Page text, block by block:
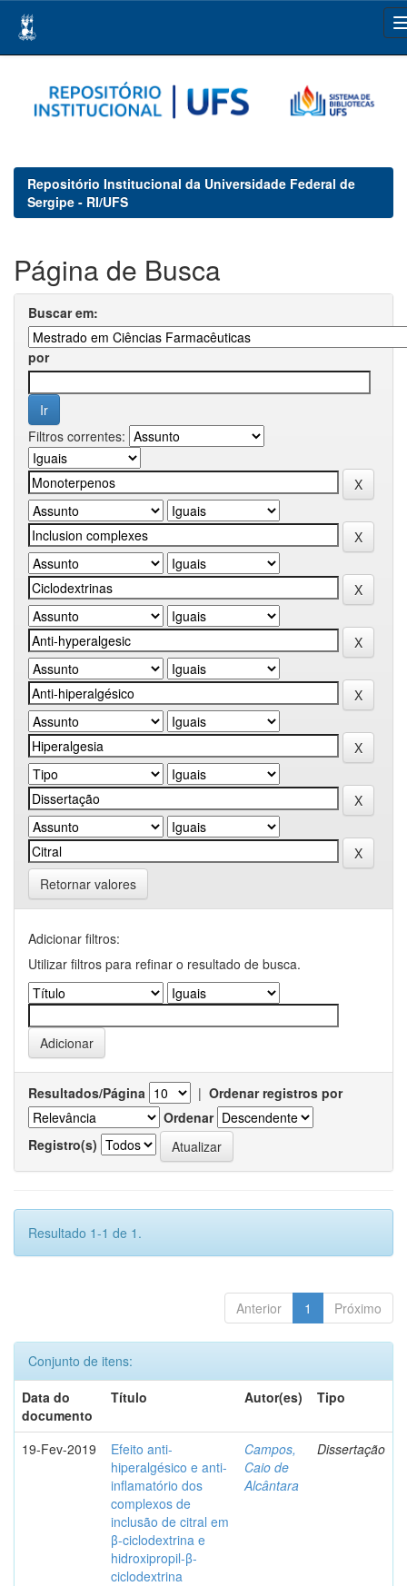
navigation
Repositório Institucional da Universidade Federal de
Sergipe - RI/UFS
Página de Busca
Buscar em:
por
Filtros correntes:
Retornar valores
Adicionar filtros:
Utilizar filtros para refinar o resultado de busca.
Resultados/Página | Ordenar registros por
Ordenar
Registro(s)
Resultado 1-1 de 1.
Anterior 1 Próximo
Conjunto de itens:
Data do
documento
Título Autor(es) Tipo
19-Fev-2019
Efeito anti-
hiperalgésico e anti-
inflamatório dos
complexos de
inclusão de citral em
β-ciclodextrina e
hidroxipropil-β-
ciclodextrina
Campos,
Caio de
Alcântara
Dissertação